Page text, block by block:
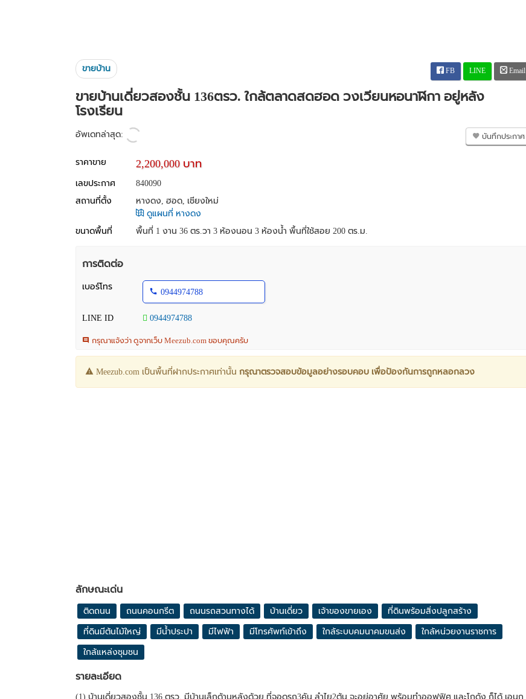
ขายบ้าน FB LINE Email
ขายบ้านเดี่ยวสองชั้น 136ตรว. ใกล้ตลาดสดฮอด วงเวียนหอนาฬิกา อยู่หลัง
โรงเรียน
อัพเดทล่าสุด: บันทึกประกาศ
ราคาขาย 2,200,000 บาท
เลขประกาศ
840090
สถานที่ตั้ง
หางดง, ฮอด, เชียงใหม่
ดูแผนที่ หางดง
ขนาดพื้นที่
พื้นที่ 1 งาน 36 ตร.วา 3 ห้องนอน 3 ห้องน้ำ พื้นที่ใช้สอย 200 ตร.ม.
การติดต่อ
เบอร์โทร
0944974788
LINE ID 0944974788
กรุณาแจ้งว่า ดูจากเว็บ Meezub.com ขอบคุณครับ
Meezub.com เป็นพื้นที่ฝากประกาศเท่านั้น กรุณาตรวจสอบข้อมูลอย่างรอบคอบ เพื่อป้องกันการถูกหลอกลวง
ลักษณะเด่น
ติดถนน ถนนคอนกรีต ถนนรถสวนทางได้ บ้านเดี่ยว เจ้าของขายเอง ที่ดินพร้อมสิ่งปลูกสร้าง
ที่ดินมีต้นไม้ใหญ่ มีน้ำประปา มีไฟฟ้า มีโทรศัพท์เข้าถึง ใกล้ระบบคมนาคมขนส่ง ใกล้หน่วยงานราชการ
ใกล้แหล่งชุมชน
รายละเอียด
(1) บ้านเดี่ยวสองชั้น 136 ตรว. มีบ้านเล็กด้านหลังด้วย ที่จอดรถ3คัน ลำไย2ต้น จะอยู่อาศัย พร้อมทำออฟฟิศ และโกดัง ก็ได้ เอนก